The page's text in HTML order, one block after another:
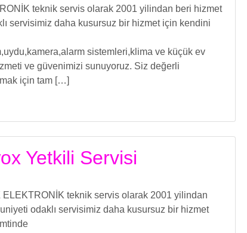
teknik servis olarak 2001 yilindan beri hizmet
servisimiz daha kusursuz bir hizmet için kendini
sistemleri,klima ve küçük ev
ve güvenimizi sunuyoruz. Siz değerli
için tam […]
Yetkili Servisi
teknik servis olarak 2001 yilindan
odaklı servisimiz daha kusursuz bir hizmet